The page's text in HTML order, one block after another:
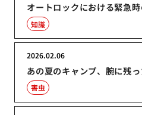
オートロックにおける緊急
知識
あの夏のキャンプ、腕に残
2026.02.06
害虫